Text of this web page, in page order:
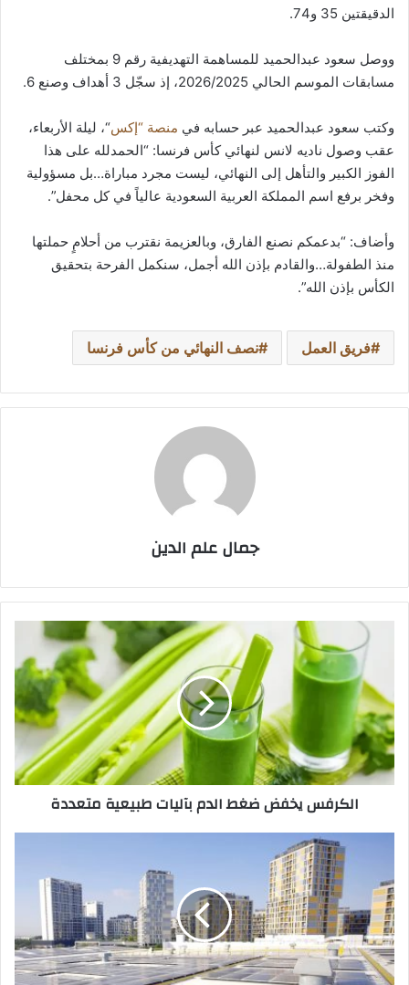
الدقيقتين 35 و74.
ووصل سعود عبدالحميد للمساهمة التهديفية رقم 9 بمختلف
مسابقات الموسم الحالي 2026/2025، إذ سجّل 3 أهداف وصنع 6.
وكتب سعود عبدالحميد عبر حسابه في منصة “إكس“، ليلة الأربعاء،
عقب وصول ناديه لانس لنهائي كأس فرنسا: “الحمدلله على هذا
الفوز الكبير والتأهل إلى النهائي، ليست مجرد مباراة…بل مسؤولية
وفخر برفع اسم المملكة العربية السعودية عالياً في كل محفل”.
وأضاف: “بدعمكم نصنع الفارق، وبالعزيمة نقترب من أحلامٍ حملتها
منذ الطفولة…والقادم بإذن الله أجمل، سنكمل الفرحة بتحقيق
الكأس بإذن الله”.
فريق العمل نصف النهائي من كأس فرنسا
جمال علم الدين
الكرفس
يخفض
الدم
بآليات
طبيعية
متعددة
الكرفس يخفض ضغط الدم بآليات طبيعية متعددة
نيرو
تعلن
عن
تعاون
استراتيجي
مع